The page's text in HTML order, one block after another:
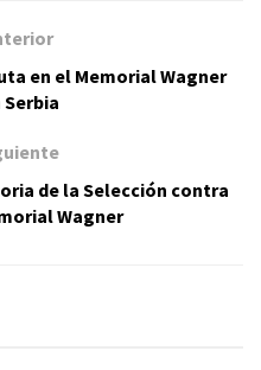
en el Memorial Wagner
de la Selección contra
Wagner